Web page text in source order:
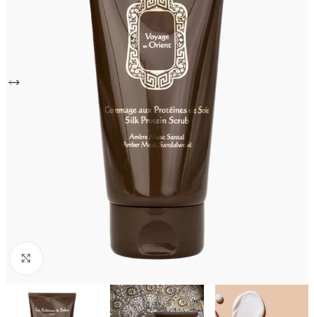
Kliknij aby powiększyć